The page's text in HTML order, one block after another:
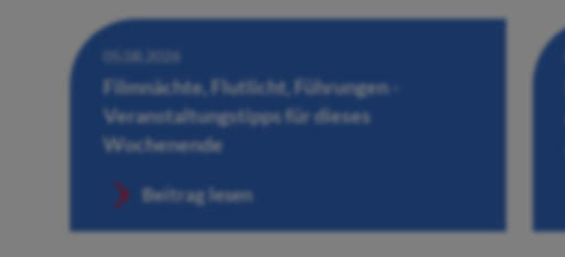
05.08.2026
Filmnächte, Flutlicht, Führungen -
Veranstaltungstipps für dieses
Wochenende
Beitrag lesen